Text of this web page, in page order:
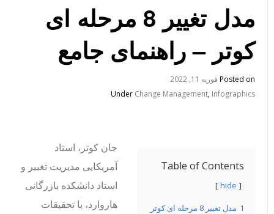
مدل تغییر 8 مرحله ای
کوتر – راهنمای جامع
Posted onفوریه 11, 2022
UnderChange Management,Infographics
Table of Contents
hide
مدل تغییر 8 مرحله ای کوتر
جان کوتر، استاد
آمریکایی مدیریت تغییر و
استاد دانشکده بازرگانی
هاروارد، با تحقیقات